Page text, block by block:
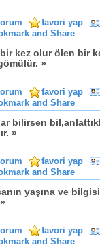
favori yap
kez olur ölen bir
»
favori yap
bilirsen
»
favori yap
yaşına ve
favori yap